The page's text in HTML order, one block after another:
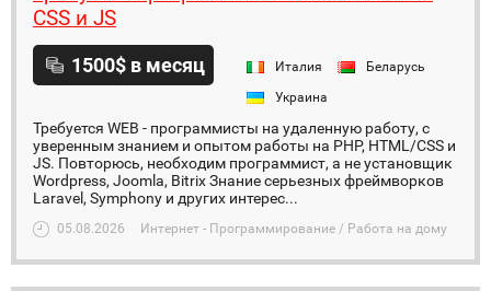
CSS и JS
1500$ в месяц Италия
Беларусь
Украина
Требуется WEB - программисты на удаленную работу, с
уверенным знанием и опытом работы на PHP, HTML/CSS и
JS. Повторюсь, необходим программист, а не установщик
Wordpress, Joomla, Bitrix Знание серьезных фреймворков
Laravel, Symphony и других интерес...
05.08.2026 Интернет - Программирование / Работа на дому